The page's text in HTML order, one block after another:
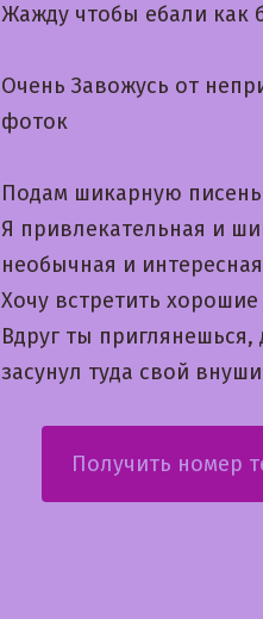
Жажду чтобы ебали как
Очень Завожусь от
фоток
Подам шикарную
Я привлекательная и
необычная и
Хочу встретить
Вдруг ты
засунул туда свой
Получить номер